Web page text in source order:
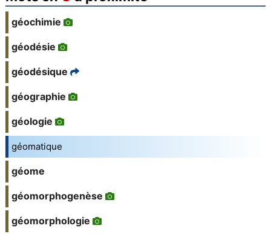
géochimie
géodésie
géodésique
géographie
géologie
géomatique
géome
géomorphogenèse
géomorphologie